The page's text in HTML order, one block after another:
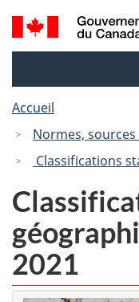
Recherche
et
Accueil
Normes,
Classifications
2021